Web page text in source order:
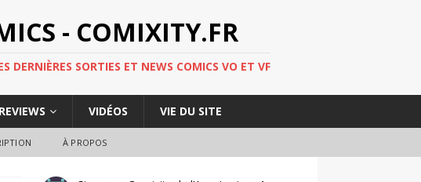
- COMIXITY.FR
DERNIÈRES SORTIES ET NEWS COMICS VO ET VF
REVIEWS VIDÉOS VIE DU SITE
À PROPOS